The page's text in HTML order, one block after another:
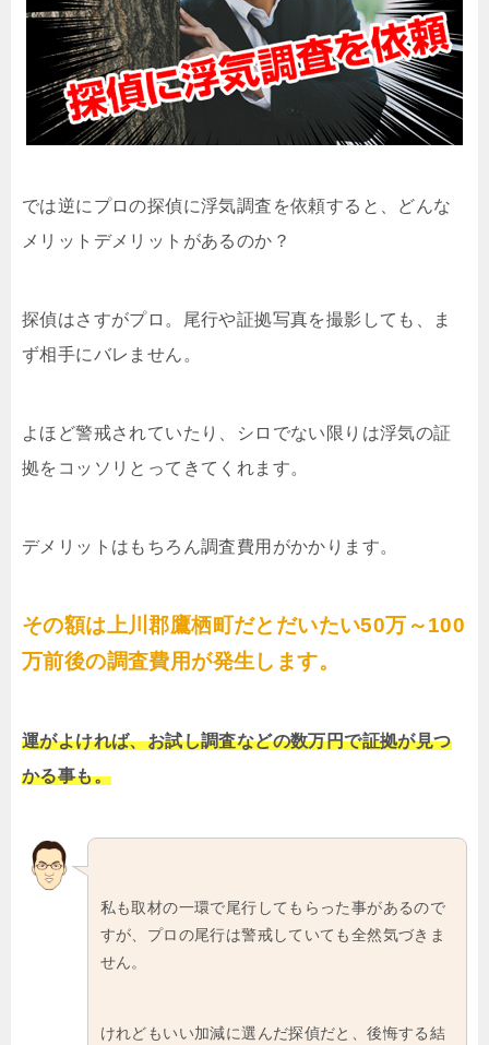
では逆にプロの探偵に浮気調査を依頼すると、どんな
メリットデメリットがあるのか？
探偵はさすがプロ。尾行や証拠写真を撮影しても、ま
ず相手にバレません。
よほど警戒されていたり、シロでない限りは浮気の証
拠をコッソリとってきてくれます。
デメリットはもちろん調査費用がかかります。
その額は上川郡鷹栖町だとだいたい50万～100
万前後の調査費用が発生します。
運がよければ、お試し調査などの数万円で証拠が見つ
かる事も。
私も取材の一環で尾行してもらった事があるので
すが、プロの尾行は警戒していても全然気づきま
せん。
けれどもいい加減に選んだ探偵だと、後悔する結